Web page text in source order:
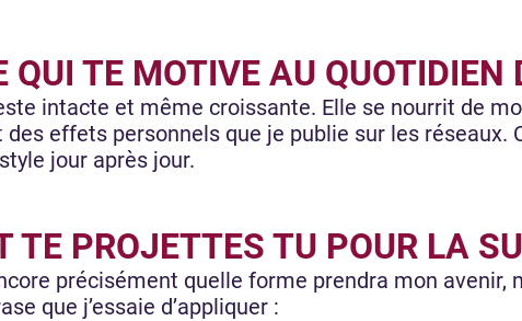
QUI TE MOTIVE AU
intacte et même croissante. Elle se nourrit de
effets personnels que je publie sur les réseaux.
jour après jour.
TE PROJETTES TU POUR LA
précisément quelle forme prendra mon avenir,
que j’essaie d’appliquer :